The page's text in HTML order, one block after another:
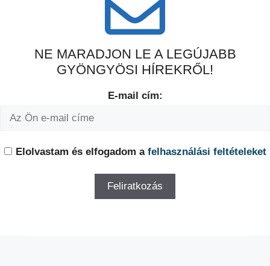
NE MARADJON LE A LEGÚJABB
GYÖNGYÖSI HÍREKRŐL!
E-mail cím:
Elolvastam és elfogadom a felhasználási feltételeket